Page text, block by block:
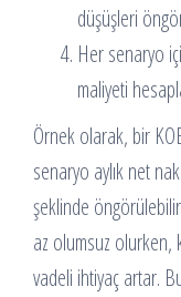
düşüşleri
Her senaryo
maliyeti
Örnek olarak, bir
senaryo aylık net
şeklinde
az olumsuz olurken,
vadeli ihtiyaç artar.